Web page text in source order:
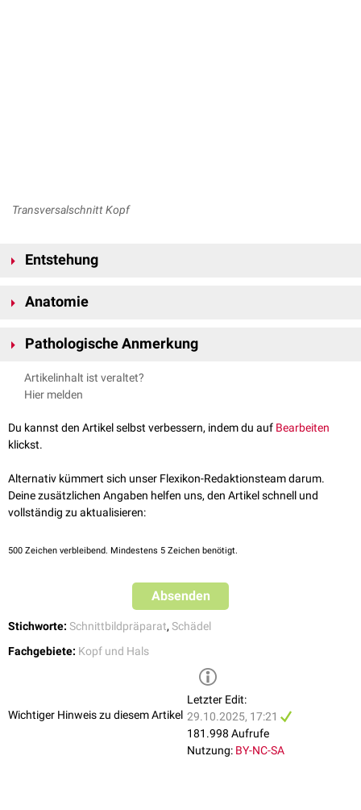
Transversalschnitt Kopf
Entstehung
des Kopfes (Neuralleiste
Anatomie
Inneren befindlicheGehirn. Sie besteht aus Anteilen der folgenden
Os frontale
Os parietale
Os temporale(Pars squamosa)
schließen beiKindern die beiden Fontanellenein:
Sutura sagittalis
Sutura coronalis
Die Schädelkalotte besteht aus drei Schichten:
(Tabula interna)
Die Diploe wird von zahlreichen Diploevenen
intra- als auch mitextrakraniellen
Pathologische Anmerkung
verknöchert und daher verformbar. Durch Druckausübung im
oder während der Geburt kann es zu
Schädelkalottenimpressionen
kommen.
Artikelinhalt ist veraltet?
Hier melden
Du kannst den Artikel selbst verbessern, indem du auf Bearbeiten
klickst.
Alternativ kümmert sich unser Flexikon-Redaktionsteam darum.
Deine zusätzlichen Angaben helfen uns, den Artikel schnell und
vollständig zu aktualisieren:
500 Zeichen verbleibend. Mindestens 5 Zeichen benötigt.
Absenden
Stichworte: Schnittbildpräparat, Schädel
Fachgebiete: Kopf und Hals
Wichtiger Hinweis zu diesem Artikel
Letzter Edit:
29.10.2025, 17:21
181.998 Aufrufe
Nutzung: BY-NC-SA